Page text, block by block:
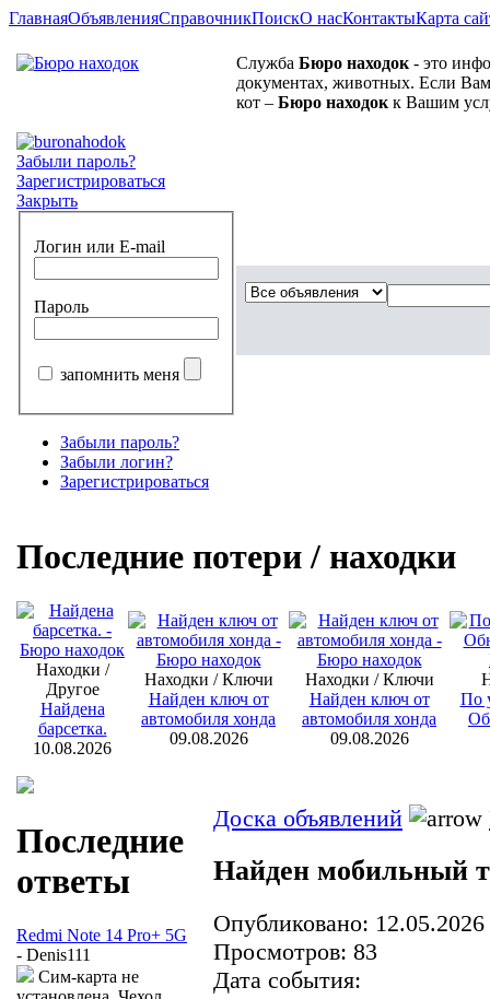
ГлавнаяОбъявленияСправочникПоискО насКонтактыКарта
Служба Бюро находок - это
документах, животных. Если
кот – Бюро находок к Вашим
Забыли пароль?
Зарегистрироваться
Закрыть
Логин или E-mail
Пароль
запомнить меня
Забыли пароль?
Забыли логин?
Зарегистрироваться
Последние потери / находки
Находки /
Другое
Найдена
барсетка.
10.08.2026
Находки / Ключи
Найден ключ от
автомобиля хонда
09.08.2026
Находки / Ключи
Найден ключ от
автомобиля хонда
09.08.2026
По
Последние
ответы
Redmi Note 14 Pro+ 5G
- Denis111
Сим-карта не
Доска объявлений
Найден мобильный
Опубликовано: 12.05.2026
Просмотров: 83
Дата события: